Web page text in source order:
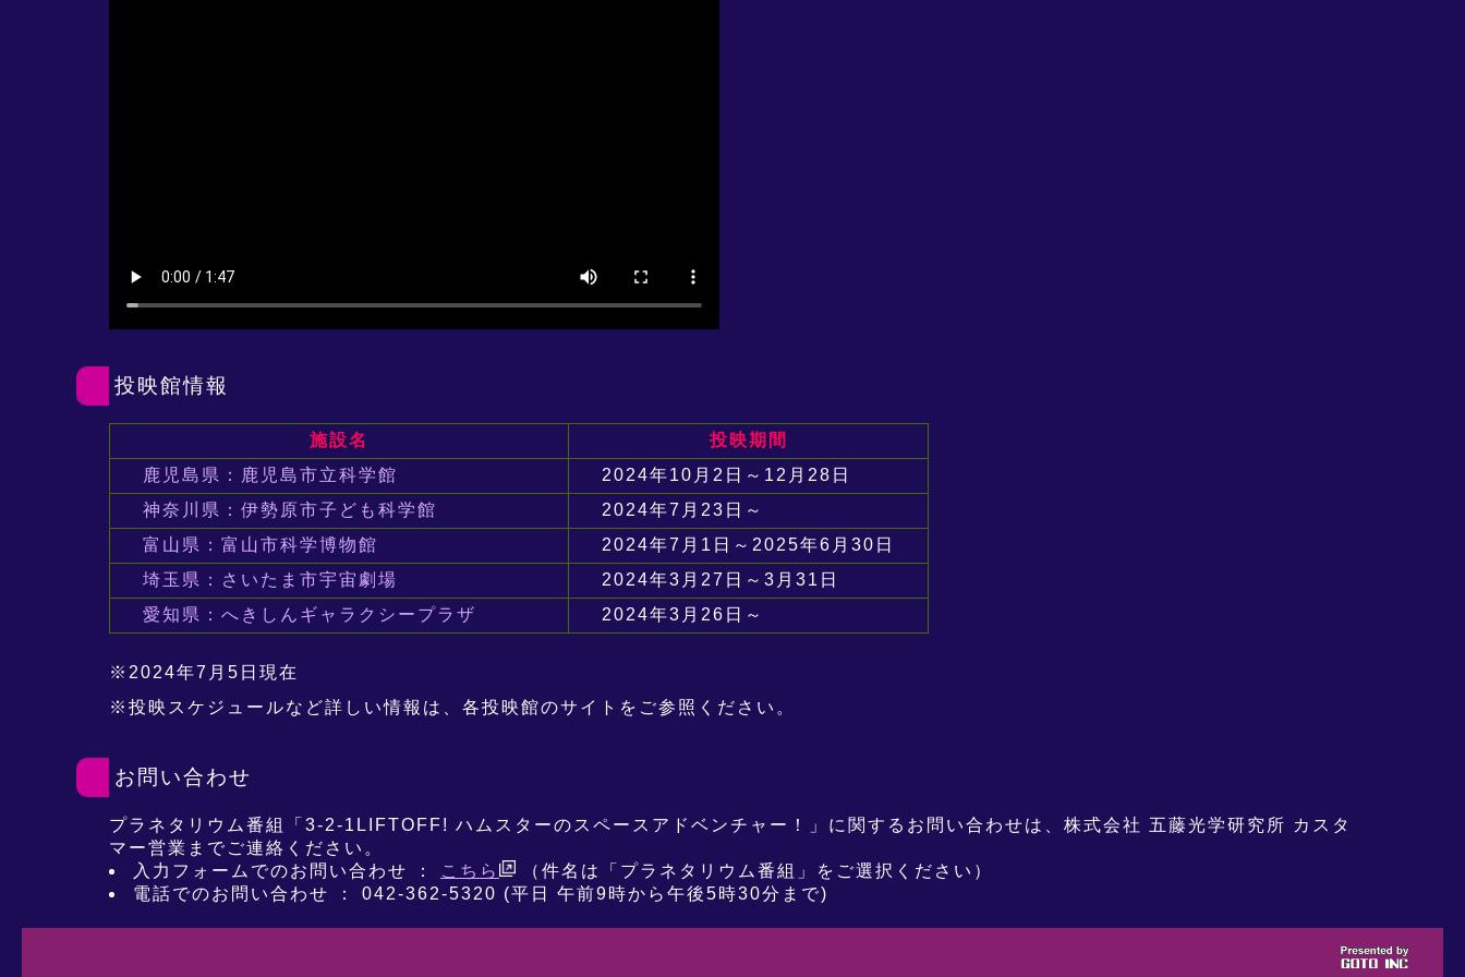
投映館情報
施設名
投映期間
鹿児島県：鹿児島市立科学館
2024年10月2日～12月28日
神奈川県：伊勢原市子ども科学館
2024年7月23日～
富山県：富山市科学博物館
2024年7月1日～2025年6月30日
埼玉県：さいたま市宇宙劇場
2024年3月27日～3月31日
愛知県：へきしんギャラクシープラザ
2024年3月26日～
※2024年7月5日現在
※投映スケジュールなど詳しい情報は、各投映館のサイトをご参照ください。
お問い合わせ
プラネタリウム番組「3-2-1LIFTOFF! ハムスターのスペースアドベンチャー！」に関するお問い合わせは、株式会社 五藤光学研究所 カスタ
マー営業までご連絡ください。
入力フォームでのお問い合わせ ：
こちら
（件名は「プラネタリウム番組」をご選択ください）
電話でのお問い合わせ ： 042-362-5320 (平日 午前9時から午後5時30分まで)